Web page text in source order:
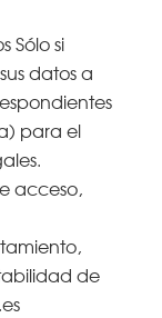
Sólo si
datos a
para el
acceso,
de